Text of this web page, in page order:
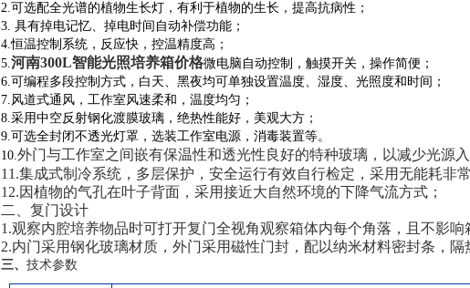
2.可选配全光谱的植物生长灯，有利于植物的生长，提高抗病性；
3. 具有掉电记忆、掉电时间自动补偿功能；
4.恒温控制系统，反应快，控温精度高；
5.河南300L智能光照培养箱价格微电脑自动控制，触摸开关，操作简便；
6.可编程多段控制方式，白天、黑夜均可单独设置温度、湿度、光照度和时间；
7.风道式通风，工作室风速柔和，温度均匀；
8.采用中空反射钢化渡膜玻璃，绝热性能好，美观大方；
9.可选全封闭不透光灯罩，选装工作室电源，消毒装置等。
10.外门与工作室之间嵌有保温性和透光性良好的特种玻璃，以减少光源
11.集成式制冷系统，多层保护，安全运行有效自行检定，采用无能耗非
12.因植物的气孔在叶子背面，采用接近大自然环境的下降气流方式；
二、复门设计
1.观察内腔培养物品时可打开复门全视角观察箱体内每个角落，且不影响
2.内门采用钢化玻璃材质，外门采用磁性门封，配以纳米材料密封条，隔
三、 技术参数